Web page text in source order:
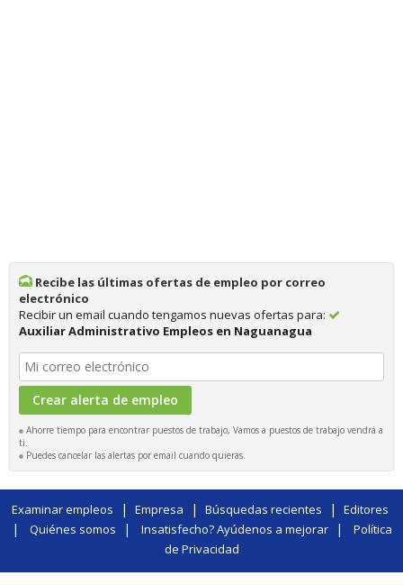
Recibe las últimas ofertas de empleo por correo
electrónico
Recibir un email cuando tengamos nuevas ofertas para:
Auxiliar Administrativo Empleos en Naguanagua
Ahorre tiempo para encontrar puestos de trabajo, Vamos a puestos de trabajo vendrá a
ti.
Puedes cancelar las alertas por email cuando quieras.
Examinar empleos | Empresa | Búsquedas recientes | Editores
| Quiénes somos | Insatisfecho? Ayúdenos a mejorar|
Política
de Privacidad